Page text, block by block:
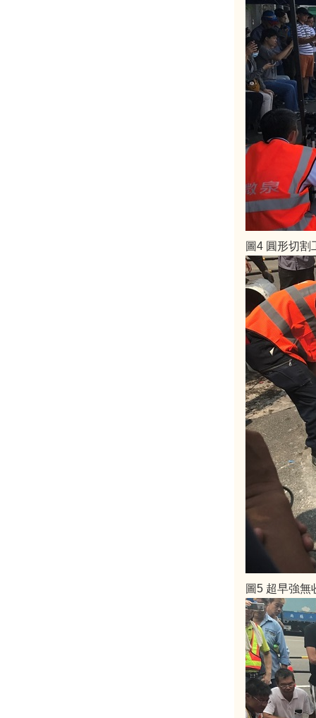
圖4 圓形切割
圖5 超早強無